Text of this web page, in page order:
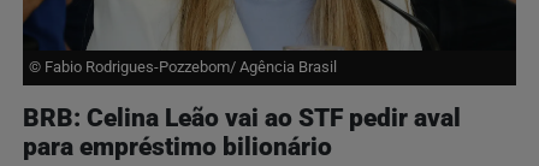
© Fabio Rodrigues-Pozzebom/ Agência Brasil
BRB: Celina Leão vai ao STF pedir aval
para empréstimo bilionário